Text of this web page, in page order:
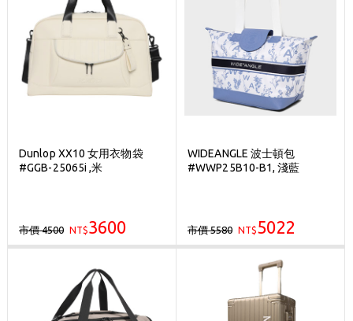
Dunlop XX10 女用衣物袋
#GGB-25065i ,米
市價 4500 NT$3600
WIDEANGLE 波士頓包
#WWP25B10-B1, 淺藍
市價 5580 NT$5022